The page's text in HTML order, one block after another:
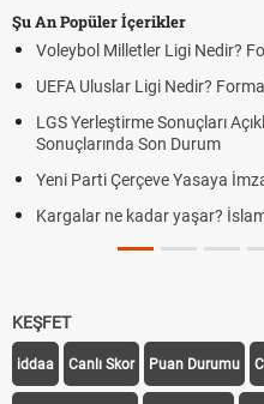
Şu An Popüler İçerikler
Voleybol Milletler Ligi Nedir?
UEFA Uluslar Ligi Nedir?
LGS Yerleştirme Sonuçları
Sonuçlarında Son Durum
Yeni Parti Çerçeve Yasaya
Kargalar ne kadar yaşar?
KEŞFET
iddaa Canlı Skor Puan Durumu